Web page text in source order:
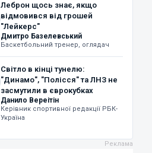
Леброн щось знає, якщо
відмовився від грошей
"Лейкерс"
Дмитро Базелевський
Баскетбольний тренер, оглядач
Світло в кінці тунелю:
"Динамо", "Полісся" та ЛНЗ не
засмутили в єврокубках
Данило Вереітін
Керівник спортивної редакції РБК-
Україна